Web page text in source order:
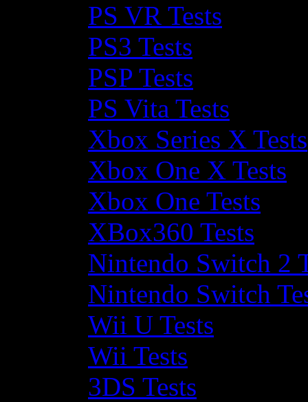
PS VR Tests
PS3 Tests
PSP Tests
PS Vita Tests
Xbox Series X Tests
Xbox One X Tests
Xbox One Tests
XBox360 Tests
Nintendo Switch 2
Nintendo Switch
Wii U Tests
Wii Tests
3DS Tests